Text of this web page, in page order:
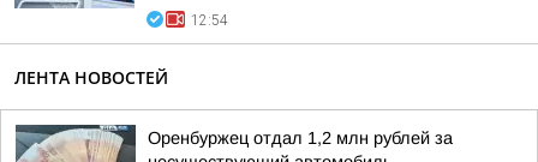
12:54
ЛЕНТА НОВОСТЕЙ
Оренбуржец отдал 1,2 млн рублей за